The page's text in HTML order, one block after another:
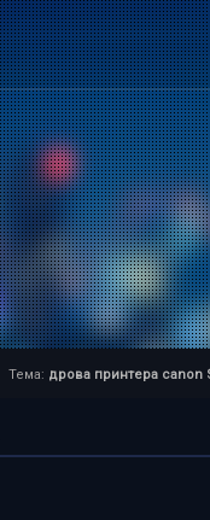
Тема: дрова принтера canon